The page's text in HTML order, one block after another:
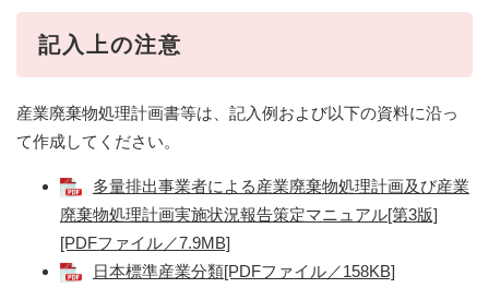
記入上の注意
産業廃棄物処理計画書等は、記入例および以下の資料に沿っ
て作成してください。
多量排出事業者による産業廃棄物処理計画及び産業
廃棄物処理計画実施状況報告策定マニュアル[第3版]
[PDFファイル／7.9MB]
日本標準産業分類[PDFファイル／158KB]